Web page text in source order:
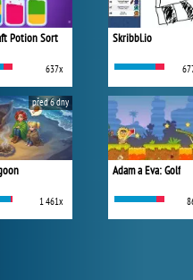
Potion Sort
637x
1 461x
před 6 dny
Skribbl.io
Adam a Eva: Golf